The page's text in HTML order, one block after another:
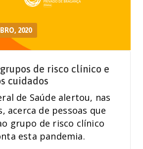
2020
de risco clínico e
cuidados
de Saúde alertou, nas
acerca de pessoas que
grupo de risco clínico
esta pandemia.